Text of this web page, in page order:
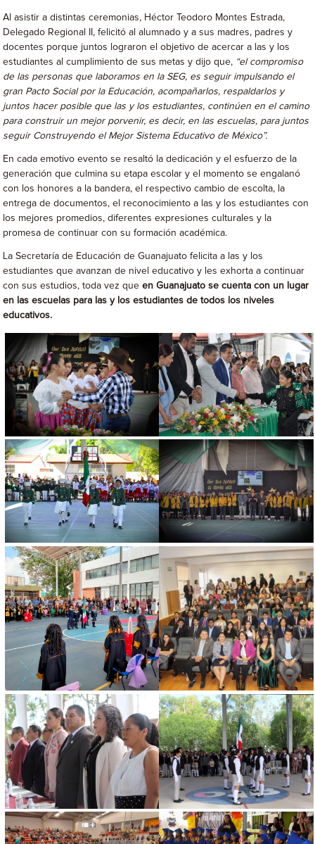
Al asistir a distintas ceremonias, Héctor Teodoro Montes Estrada,
Delegado Regional II, felicitó al alumnado y a sus madres, padres y
docentes porque juntos lograron el objetivo de acercar a las y los
estudiantes al cumplimiento de sus metas y dijo que, “el compromiso
de las personas que laboramos en la SEG, es seguir impulsando el
gran Pacto Social por la Educación, acompañarlos, respaldarlos y
juntos hacer posible que las y los estudiantes, continúen en el camino
para construir un mejor porvenir, es decir, en las escuelas, para juntos
seguir Construyendo el Mejor Sistema Educativo de México”.
En cada emotivo evento se resaltó la dedicación y el esfuerzo de la
generación que culmina su etapa escolar y el momento se engalanó
con los honores a la bandera, el respectivo cambio de escolta, la
entrega de documentos, el reconocimiento a las y los estudiantes con
los mejores promedios, diferentes expresiones culturales y la
promesa de continuar con su formación académica.
La Secretaría de Educación de Guanajuato felicita a las y los
estudiantes que avanzan de nivel educativo y les exhorta a continuar
con sus estudios, toda vez queen Guanajuato se cuenta con un lugar
en las escuelas para las y los estudiantes de todos los niveles
educativos.